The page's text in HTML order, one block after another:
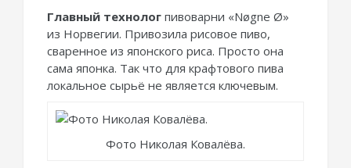
Главный технолог пивоварни «Nøgne Ø»
из Норвегии. Привозила рисовое пиво,
сваренное из японского риса. Просто она
сама японка. Так что для крафтового пива
локальное сырьё не является ключевым.
Фото Николая Ковалёва.